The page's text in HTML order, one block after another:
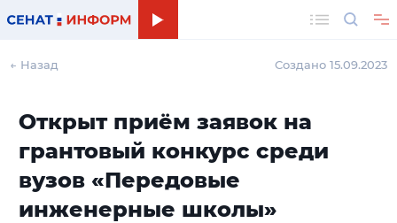
← Назад Создано 15.09.2023
Открыт приём заявок на
грантовый конкурс среди
вузов «Передовые
инженерные школы»